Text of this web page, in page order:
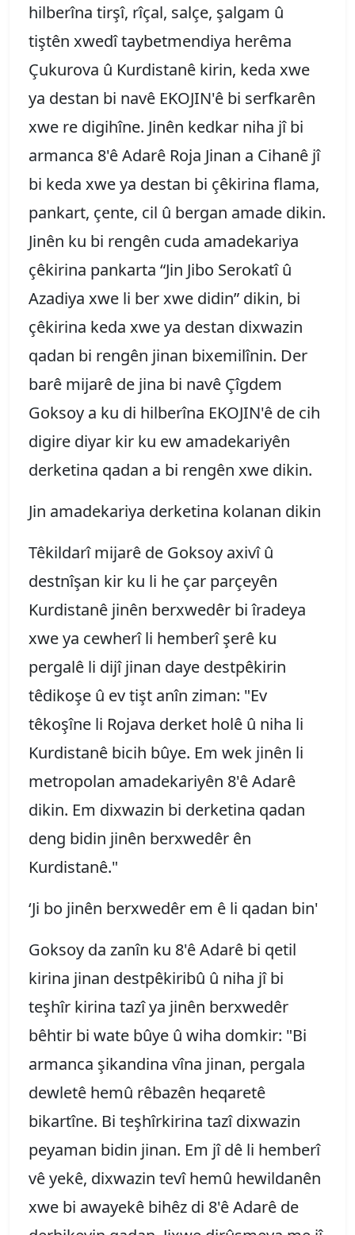
hilberîna tirşî, rîçal, salçe, şalgam û
tiştên xwedî taybetmendiya herêma
Çukurova û Kurdistanê kirin, keda xwe
ya destan bi navê EKOJIN'ê bi serfkarên
xwe re digihîne. Jinên kedkar niha jî bi
armanca 8'ê Adarê Roja Jinan a Cihanê jî
bi keda xwe ya destan bi çêkirina flama,
pankart, çente, cil û bergan amade dikin.
Jinên ku bi rengên cuda amadekariya
çêkirina pankarta “Jin Jibo Serokatî û
Azadiya xwe li ber xwe didin” dikin, bi
çêkirina keda xwe ya destan dixwazin
qadan bi rengên jinan bixemilînin. Der
barê mijarê de jina bi navê Çîgdem
Goksoy a ku di hilberîna EKOJIN'ê de cih
digire diyar kir ku ew amadekariyên
derketina qadan a bi rengên xwe dikin.
Jin amadekariya derketina kolanan dikin
Têkildarî mijarê de Goksoy axivî û
destnîşan kir ku li he çar parçeyên
Kurdistanê jinên berxwedêr bi îradeya
xwe ya cewherî li hemberî şerê ku
pergalê li dijî jinan daye destpêkirin
têdikoşe û ev tişt anîn ziman: "Ev
têkoşîne li Rojava derket holê û niha li
Kurdistanê bicih bûye. Em wek jinên li
metropolan amadekariyên 8'ê Adarê
dikin. Em dixwazin bi derketina qadan
deng bidin jinên berxwedêr ên
Kurdistanê."
‘Ji bo jinên berxwedêr em ê li qadan bin'
Goksoy da zanîn ku 8'ê Adarê bi qetil
kirina jinan destpêkiribû û niha jî bi
teşhîr kirina tazî ya jinên berxwedêr
bêhtir bi wate bûye û wiha domkir: "Bi
armanca şikandina vîna jinan, pergala
dewletê hemû rêbazên heqaretê
bikartîne. Bi teşhîrkirina tazî dixwazin
peyaman bidin jinan. Em jî dê li hemberî
vê yekê, dixwazin tevî hemû hewildanên
xwe bi awayekê bihêz di 8'ê Adarê de